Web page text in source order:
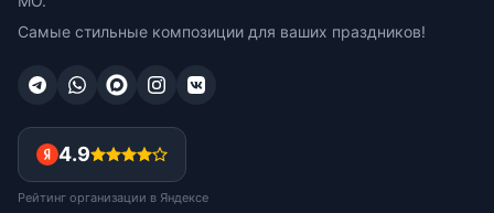
Самые стильные композиции для ваших праздников!
4.9
Рейтинг организации в Яндексе